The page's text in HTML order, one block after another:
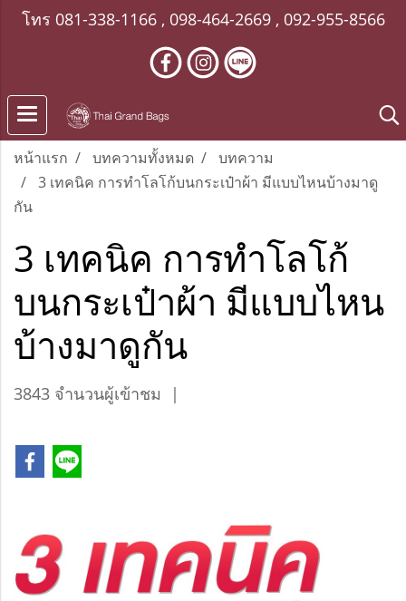
โทร 081-338-1166, 098-464-2669, 092-955-8566
หน้าแรก บทความทั้งหมด
บทความ
3 เทคนิค การทำโลโก้บนกระเป๋าผ้า มีแบบไหนบ้างมาดู
กัน
3 เทคนิค การทำโลโก้
บนกระเป๋าผ้า มีแบบไหน
บ้างมาดูกัน
3843 จำนวนผู้เข้าชม |